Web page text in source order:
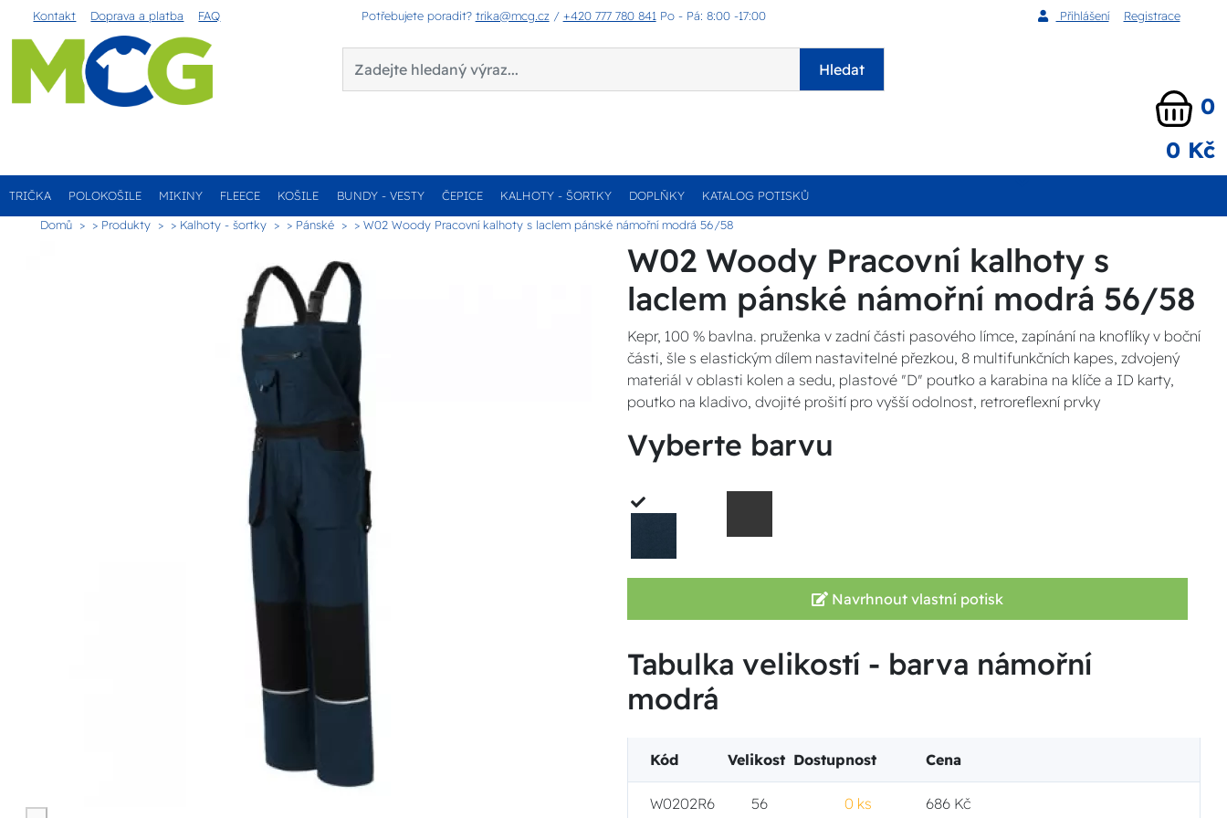
Kontakt Doprava a platba FAQ Potřebujete poradit? trika@mcg.cz / +420 777 780 841 Po - Pá: 8:00 -17:00 Přihlášení Registrace
Hledat
0
0 Kč
TRIČKA POLOKOŠILE MIKINY FLEECE KOŠILE BUNDY - VESTY ČEPICE KALHOTY - ŠORTKY DOPLŇKY KATALOG POTISKŮ
Domů > Produkty > Kalhoty - šortky > Pánské > W02 Woody Pracovní kalhoty s laclem pánské námořní modrá 56/58
W02 Woody Pracovní kalhoty s
laclem pánské námořní modrá 56/58
Kepr, 100 % bavlna. pruženka v zadní části pasového límce, zapínání na knoflíky v boční
části, šle s elastickým dílem nastavitelné přezkou, 8 multifunkčních kapes, zdvojený
materiál v oblasti kolen a sedu, plastové "D" poutko a karabina na klíče a ID karty,
poutko na kladivo, dvojité prošití pro vyšší odolnost, retroreflexní prvky
Vyberte barvu
Navrhnout vlastní potisk
Tabulka velikostí - barva námořní
modrá
Kód Velikost Dostupnost Cena
W0202R6 56 0 ks 686 Kč